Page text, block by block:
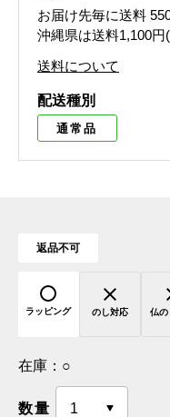
お届け先毎に送料
沖縄県は送料1,100円
送料について
配送種別
通常品
返品不可
ラッピング のし対応 仏の
在庫： ○
数量